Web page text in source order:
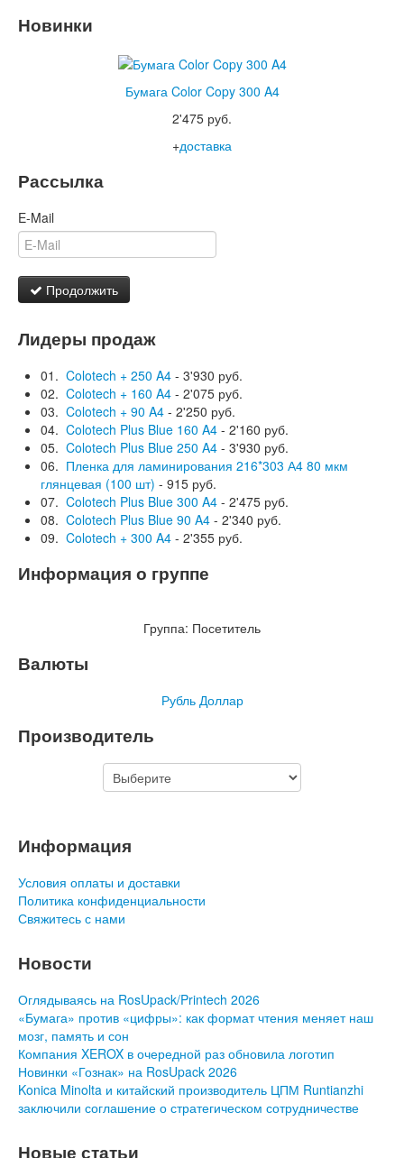
Новинки
Бумага Color Copy 300 A4
2'475 руб.
+доставка
Рассылка
E-Mail
Продолжить
Лидеры продаж
01. Colotech + 250 A4 - 3'930 руб.
02. Colotech + 160 A4 - 2'075 руб.
03. Colotech + 90 A4 - 2'250 руб.
04. Colotech Plus Blue 160 A4 - 2'160 руб.
05. Colotech Plus Blue 250 A4 - 3'930 руб.
06. Пленка для ламинирования 216*303 А4 80 мкм
глянцевая (100 шт) - 915 руб.
07. Colotech Plus Blue 300 A4 - 2'475 руб.
08. Colotech Plus Blue 90 A4 - 2'340 руб.
09. Colotech + 300 A4 - 2'355 руб.
Информация о группе
Группа: Посетитель
Валюты
Рубль Доллар
Производитель
Информация
Условия оплаты и доставки
Политика конфиденциальности
Свяжитесь с нами
Новости
Оглядываясь на RosUpack/Printech 2026
«Бумага» против «цифры»: как формат чтения меняет наш
мозг, память и сон
Компания XEROX в очередной раз обновила логотип
Новинки «Гознак» на RosUpack 2026
Konica Minolta и китайский производитель ЦПМ Runtianzhi
заключили соглашение о стратегическом сотрудничестве
Новые статьи